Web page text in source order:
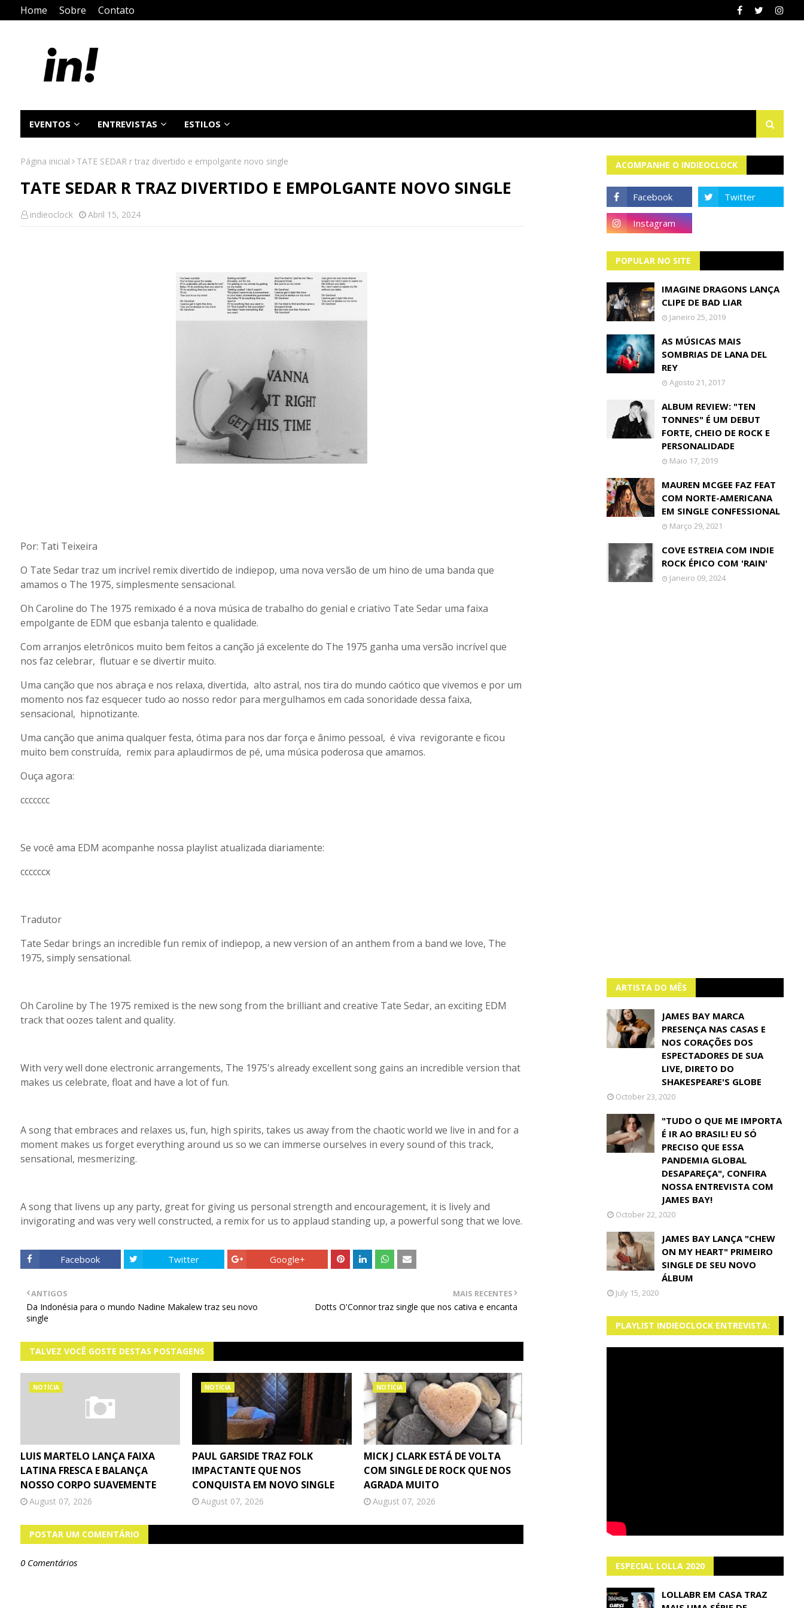
Home Sobre Contato
EVENTOS ENTREVISTAS ESTILOS
Página inicial TATE SEDAR r traz divertido e empolgante novo single
TATE SEDAR R TRAZ DIVERTIDO E EMPOLGANTE NOVO SINGLE
indieoclock Abril 15, 2024
Por: Tati Teixeira
O Tate Sedar traz um incrível remix divertido de indiepop, uma nova versão de um hino de uma banda que
amamos o The 1975, simplesmente sensacional.
Oh Caroline do The 1975 remixado é a nova música de trabalho do genial e criativo Tate Sedar uma faixa
empolgante de EDM que esbanja talento e qualidade.
Com arranjos eletrônicos muito bem feitos a canção já excelente do The 1975 ganha uma versão incrível que
nos faz celebrar, flutuar e se divertir muito.
Uma canção que nos abraça e nos relaxa, divertida, alto astral, nos tira do mundo caótico que vivemos e por um
momento nos faz esquecer tudo ao nosso redor para mergulhamos em cada sonoridade dessa faixa,
sensacional, hipnotizante.
Uma canção que anima qualquer festa, ótima para nos dar força e ânimo pessoal, é viva revigorante e ficou
muito bem construída, remix para aplaudirmos de pé, uma música poderosa que amamos.
Ouça agora:
ccccccc
Se você ama EDM acompanhe nossa playlist atualizada diariamente:
ccccccx
Tradutor
Tate Sedar brings an incredible fun remix of indiepop, a new version of an anthem from a band we love, The
1975, simply sensational.
Oh Caroline by The 1975 remixed is the new song from the brilliant and creative Tate Sedar, an exciting EDM
track that oozes talent and quality.
With very well done electronic arrangements, The 1975's already excellent song gains an incredible version that
makes us celebrate, float and have a lot of fun.
A song that embraces and relaxes us, fun, high spirits, takes us away from the chaotic world we live in and for a
moment makes us forget everything around us so we can immerse ourselves in every sound of this track,
sensational, mesmerizing.
A song that livens up any party, great for giving us personal strength and encouragement, it is lively and
invigorating and was very well constructed, a remix for us to applaud standing up, a powerful song that we love.
Facebook Twitter Google+
MAIS RECENTES
Dotts O'Connor traz single que nos cativa e encanta
ANTIGOS
Da Indonésia para o mundo Nadine Makalew traz seu novo
single
TALVEZ VOCÊ GOSTE DESTAS POSTAGENS
NOTÍCIA
LUIS MARTELO LANÇA FAIXA
LATINA FRESCA E BALANÇA
NOSSO CORPO SUAVEMENTE
August 07, 2026
NOTÍCIA
PAUL GARSIDE TRAZ FOLK
IMPACTANTE QUE NOS
CONQUISTA EM NOVO SINGLE
August 07, 2026
NOTÍCIA
MICK J CLARK ESTÁ DE VOLTA
COM SINGLE DE ROCK QUE NOS
AGRADA MUITO
August 07, 2026
POSTAR UM COMENTÁRIO
0 Comentários
ACOMPANHE O INDIEOCLOCK
POPULAR NO SITE
IMAGINE DRAGONS LANÇA
CLIPE DE BAD LIAR
Janeiro 25, 2019
AS MÚSICAS MAIS
SOMBRIAS DE LANA DEL
REY
Agosto 21, 2017
ALBUM REVIEW: "TEN
TONNES" É UM DEBUT
FORTE, CHEIO DE ROCK E
PERSONALIDADE
Maio 17, 2019
MAUREN MCGEE FAZ FEAT
COM NORTE-AMERICANA
EM SINGLE CONFESSIONAL
Março 29, 2021
COVE ESTREIA COM INDIE
ROCK ÉPICO COM 'RAIN'
Janeiro 09, 2024
ARTISTA DO MÊS
JAMES BAY MARCA
PRESENÇA NAS CASAS E
NOS CORAÇÕES DOS
ESPECTADORES DE SUA
LIVE, DIRETO DO
SHAKESPEARE'S GLOBE
October 23, 2020
"TUDO O QUE ME IMPORTA
É IR AO BRASIL! EU SÓ
PRECISO QUE ESSA
PANDEMIA GLOBAL
DESAPAREÇA", CONFIRA
NOSSA ENTREVISTA COM
JAMES BAY!
October 22, 2020
JAMES BAY LANÇA "CHEW
ON MY HEART" PRIMEIRO
SINGLE DE SEU NOVO
ÁLBUM
July 15, 2020
PLAYLIST INDIEOCLOCK ENTREVISTA:
ESPECIAL LOLLA 2020
LOLLABR EM CASA TRAZ